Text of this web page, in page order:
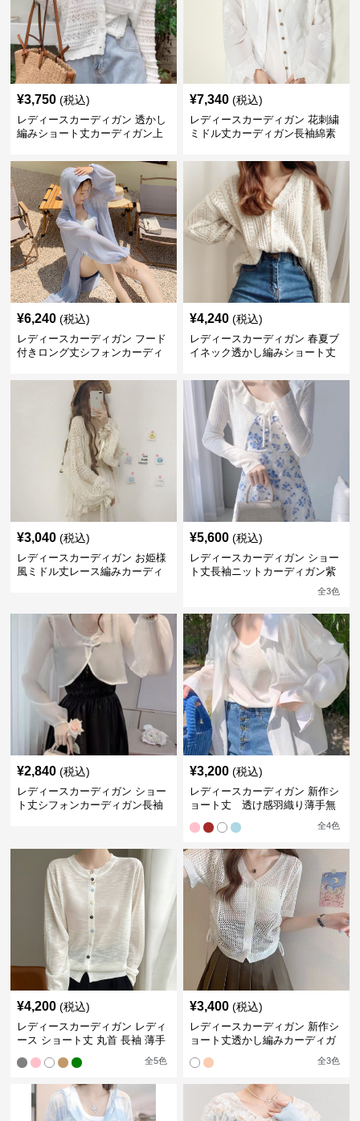
¥3,750 (税込)
レディースカーディガン 透かし
編みショート丈カーディガン上
¥7,340 (税込)
レディースカーディガン 花刺繍
ミドル丈カーディガン長袖綿素
¥6,240 (税込)
レディースカーディガン フード
付きロング丈シフォンカーディ
¥4,240 (税込)
レディースカーディガン 春夏ブ
イネック透かし編みショート丈
¥3,040 (税込)
レディースカーディガン お姫様
風ミドル丈レース編みカーディ
¥5,600 (税込)
レディースカーディガン ショー
ト丈長袖ニットカーディガン紫
全3色
¥2,840 (税込)
レディースカーディガン ショー
ト丈シフォンカーディガン長袖
¥3,200 (税込)
レディースカーディガン 新作シ
ョート丈 透け感羽織り薄手無
全4色
¥4,200 (税込)
レディースカーディガン レディ
ース ショート丈 丸首 長袖 薄手
全5色
¥3,400 (税込)
レディースカーディガン 新作シ
ョート丈透かし編みカーディガ
全3色